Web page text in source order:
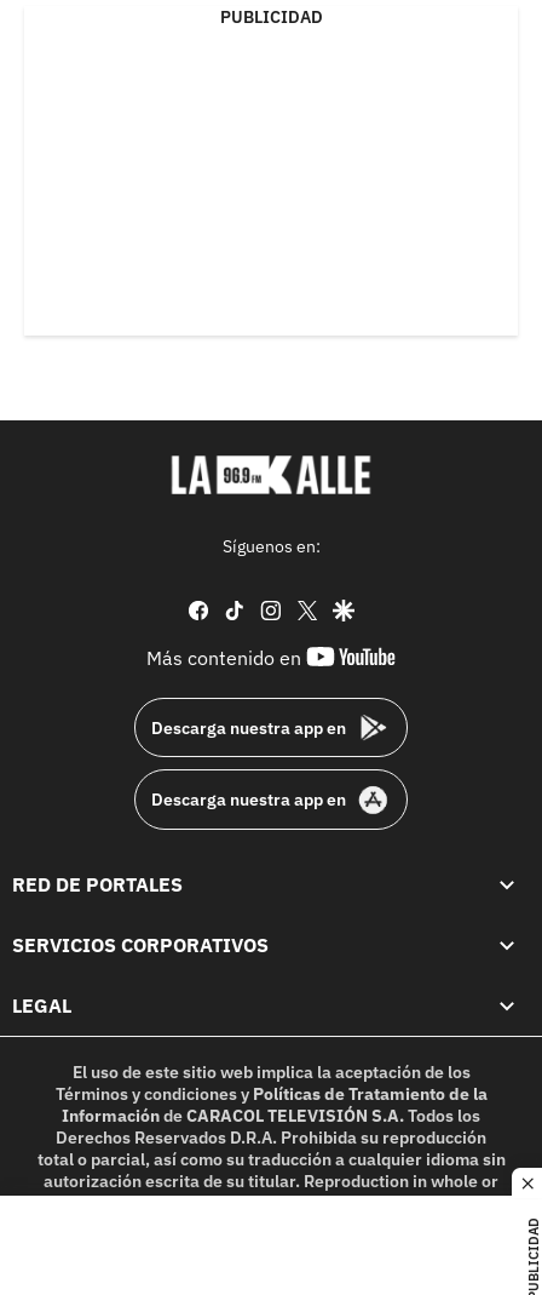
PUBLICIDAD
PUBLICIDAD
Síguenos en:
facebook
tiktok instagram
twittergoogle
Más contenido en
youtube-
Descarga nuestra app en
Descarga nuestra app en
RED DE PORTALES
SERVICIOS CORPORATIVOS
LEGAL
El uso de este sitio web implica la aceptación de los
Términos y condicionesy Políticas de Tratamiento de la
InformacióndeCARACOL TELEVISIÓN S.A.Todos los
Derechos Reservados D.R.A. Prohibida su reproducción
total o parcial, así como su traducción a cualquier idioma sin
autorización escrita de su titular. Reproduction in whole or